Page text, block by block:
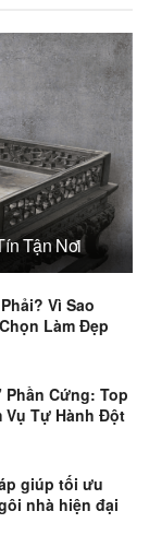
Tận Nơi
Vì Sao
Làm Đẹp
Phần Cứng: Top
Vụ Tự Hành Đột
giúp tối ưu
nhà hiện đại